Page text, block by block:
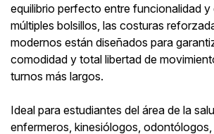
equilibrio perfecto entre funcionalidad y
múltiples bolsillos, las costuras
modernos están diseñados para
comodidad y total libertad de
turnos más largos.
Ideal para estudiantes del área de la
enfermeros, kinesiólogos,